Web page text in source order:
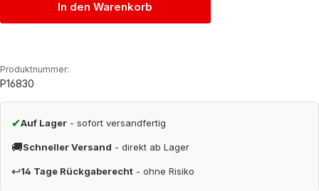
In den Warenkorb
Produktnummer:
P16830
✔Auf Lager - sofort versandfertig
🚚Schneller Versand - direkt ab Lager
↩14 Tage Rückgaberecht - ohne Risiko